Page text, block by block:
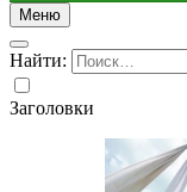
Меню
Найти:
Заголовки